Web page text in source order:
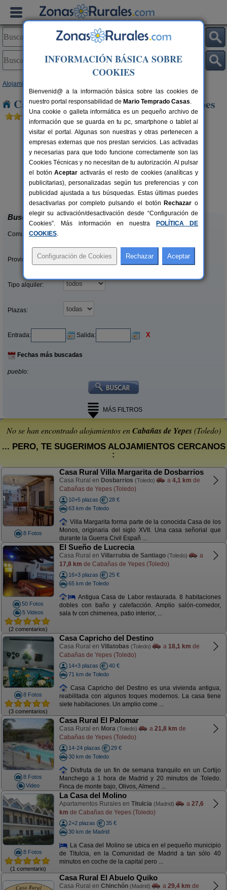
Alojamientos
Casas Rurales cerca de Cabañas de Yepes
11 pers.
desde30 €
Casa Las Alberquillas
El Real de San Vicente (Toledo)
Buscar
Comunidades:
Provincias/Islas:
Tipo alquiler:
Plazas:
Entrada: Salida: X
Fechas más buscadas
pueblo:
MÁS FILTROS
No se han encontrado alojamientos enCabañas de Yepes(Toledo)
... PERO, TE SUGERIMOS ALOJAMIENTOS CERCANOS
:
8 Fotos
Casa Rural Villa Margarita de Dosbarrios
Casa Rural en Dosbarrios (Toledo) a 4,1 km de
Cabañas de Yepes (Toledo)
10+5 plazas
28 €
63 km de Toledo
Villa Margarita forma parte de la conocida Casa de los
Monos, originaria del siglo XVII. Una casa señorial que
durante la Guerra Civil Españ ...
50 Fotos
5 Videos
(2 comentarios)
El Sueño de Lucrecia
Casa Rural en Villarrubia de Santiago (Toledo)
a
17,8 km de Cabañas de Yepes (Toledo)
16+3 plazas
25 €
65 km de Toledo
Antigua Casa de Labor restaurada. 8 habitaciones
dobles con baño y calefacción. Amplio salón-comedor,
sala tv con chimenea, patio interior, ...
8 Fotos
(3 comentarios)
Casa Capricho del Destino
Casa Rural en Villatobas (Toledo) a 18,1 km de
Cabañas de Yepes (Toledo)
14+3 plazas
40 €
71 km de Toledo
Casa Capricho del Destino es una vivienda antigua,
reabilitada con algunos toques modernos. La casa tiene
siete habitaciones. Un amplio come ...
8 Fotos
Video
Casa Rural El Palomar
Casa Rural en Mora (Toledo) a 21,8 km de
Cabañas de Yepes (Toledo)
14-24 plazas
29 €
30 km de Toledo
Disfruta de un fin de semana tranquilo en un Cortijo
Manchego a 1 hora de Madrid y 20 minutos de Toledo.
Finca de monte bajo, Olivos, Almend ...
8 Fotos
(1 comentario)
La Casa del Molino
Apartamentos Rurales en Titulcia (Madrid) a 27,6
km de Cabañas de Yepes (Toledo)
2+2 plazas
35 €
30 km de Madrid
La Casa del Molino se ubica en el pequeño municipio
de Titulcia, en la Comunidad de Madrid a tan sólo 40
minutos en coche de la capital pero ...
Casa Rural El Abuelo Quiko
Casa Rural en Chinchón (Madrid) a 29,4 km de
INFORMACIÓN BÁSICA SOBRE
COOKIES
Bienvenid@ a la información básica sobre las cookies de
nuestro portal responsabilidad de Mario Temprado Casas.
Una cookie o galleta informática es un pequeño archivo de
información que se guarda en tu pc, smartphone o tablet al
visitar el portal. Algunas son nuestras y otras pertenecen a
empresas externas que nos prestan servicios. Las activadas
y necesarias para que todo funcione correctamente son las
Cookies Técnicas y no necesitan de tu autorización. Al pulsar
el botónAceptar activarás el resto de cookies (analíticas y
publicitarias), personalizadas según tus preferencias y con
publicidad ajustada a tus búsquedas. Estas últimas puedes
desactivarlas por completo pulsando el botón Rechazar o
elegir su activación/desactivación desde “Configuración de
Cookies”. Más información en nuestra
POLÍTICA DE
COOKIES.